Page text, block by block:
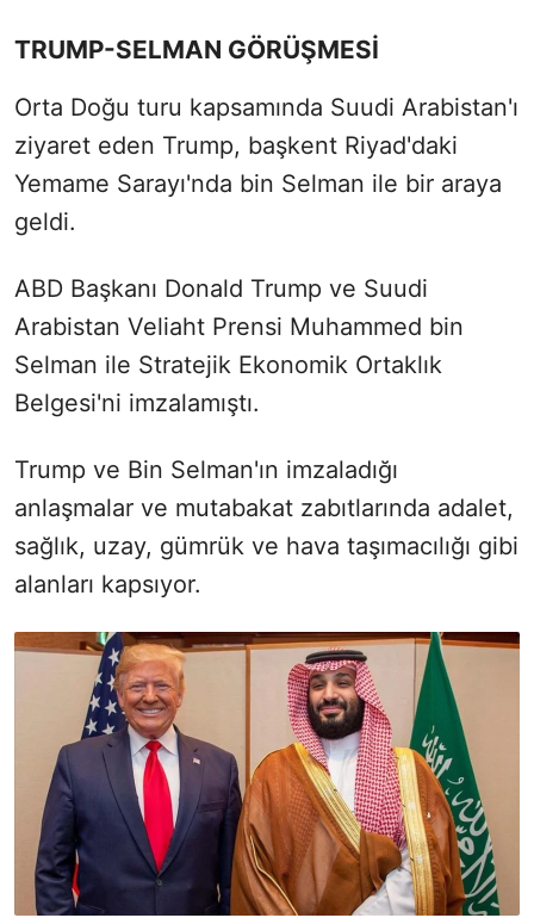
TRUMP-SELMAN GÖRÜŞMESİ
Orta Doğu turu kapsamında Suudi Arabistan'ı
ziyaret eden Trump, başkent Riyad'daki
Yemame Sarayı'nda bin Selman ile bir araya
geldi.
ABD Başkanı Donald Trump ve Suudi
Arabistan Veliaht Prensi Muhammed bin
Selman ile Stratejik Ekonomik Ortaklık
Belgesi'ni imzalamıştı.
Trump ve Bin Selman'ın imzaladığı
anlaşmalar ve mutabakat zabıtlarında adalet,
sağlık, uzay, gümrük ve hava taşımacılığı gibi
alanları kapsıyor.